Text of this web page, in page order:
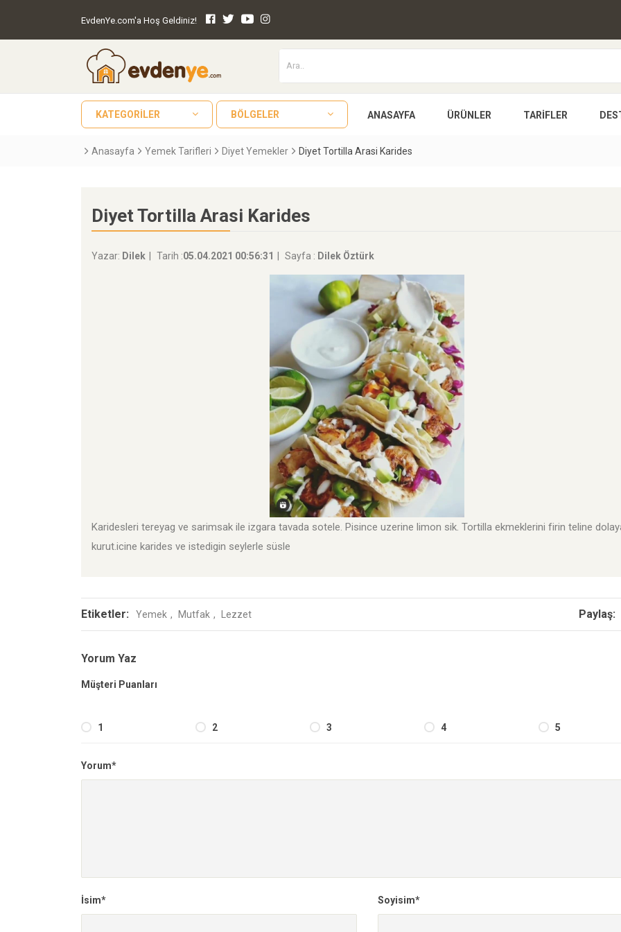
EvdenYe.com'a Hoş Geldiniz!
KATEGORILER BÖLGELER ANASAYFA ÜRÜNLER TARIFLER
Anasayfa Yemek Tarifleri Diyet Yemekler Diyet Tortilla Arasi Karides
Diyet Tortilla Arasi Karides
Yazar: Dilek Tarih :05.04.2021 00:56:31 Sayfa : Dilek Öztürk
Karidesleri tereyag ve sarimsak ile izgara tavada sotele. Pisince uzerine limon sik. Tortilla ekmeklerini firin teline
kurut.icine karides ve istedigin seylerle süsle
Etiketler: Yemek Mutfak Lezzet Paylaş:
Yorum Yaz
Müşteri Puanları
1 2 3 4 5
Yorum*
İsim* Soyisim*